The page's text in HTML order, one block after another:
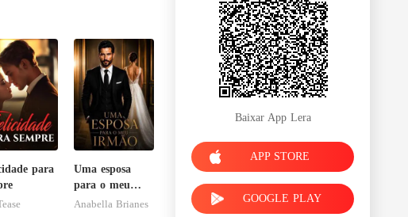
para
Uma esposa
para o meu
irmão
Anabella Brianes
Baixar App Lera
APP STORE
GOOGLE PLAY